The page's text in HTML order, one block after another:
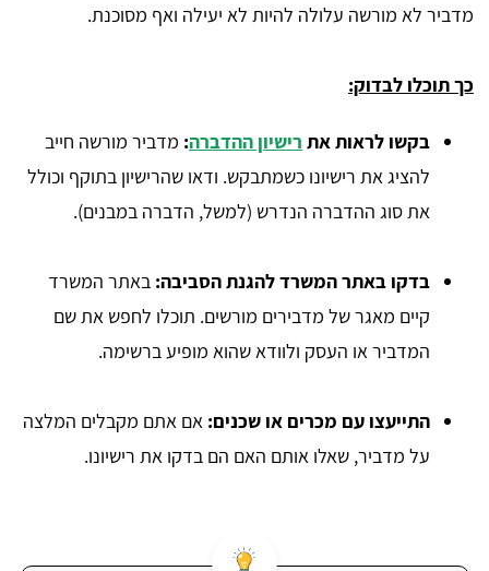
מדביר לא מורשה עלולה להיות לא יעילה ואף מסוכנת.
כך תוכלו לבדוק:
בקשו לראות את רישיון ההדברה: מדביר מורשה חייב
להציג את רישיונו כשמתבקש. ודאו שהרישיון בתוקף וכולל
את סוג ההדברה הנדרש (למשל, הדברה במבנים).
בדקו באתר המשרד להגנת הסביבה: באתר המשרד
קיים מאגר של מדבירים מורשים. תוכלו לחפש את שם
המדביר או העסק ולוודא שהוא מופיע ברשימה.
התייעצו עם מכרים או שכנים: אם אתם מקבלים המלצה
על מדביר, שאלו אותם האם הם בדקו את רישיונו.